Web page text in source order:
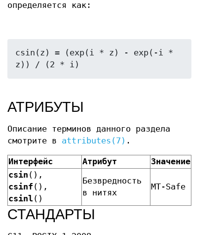
определяется как:
csin(z) = (exp(i * z) - exp(-i *
АТРИБУТЫ
Описание терминов данного раздела
смотрите в attributes(7) .
Интерфейс Атрибут
Значение
csin (),
csinf (),
csinl ()
Безвредность
в нитях
MT-Safe
СТАНДАРТЫ